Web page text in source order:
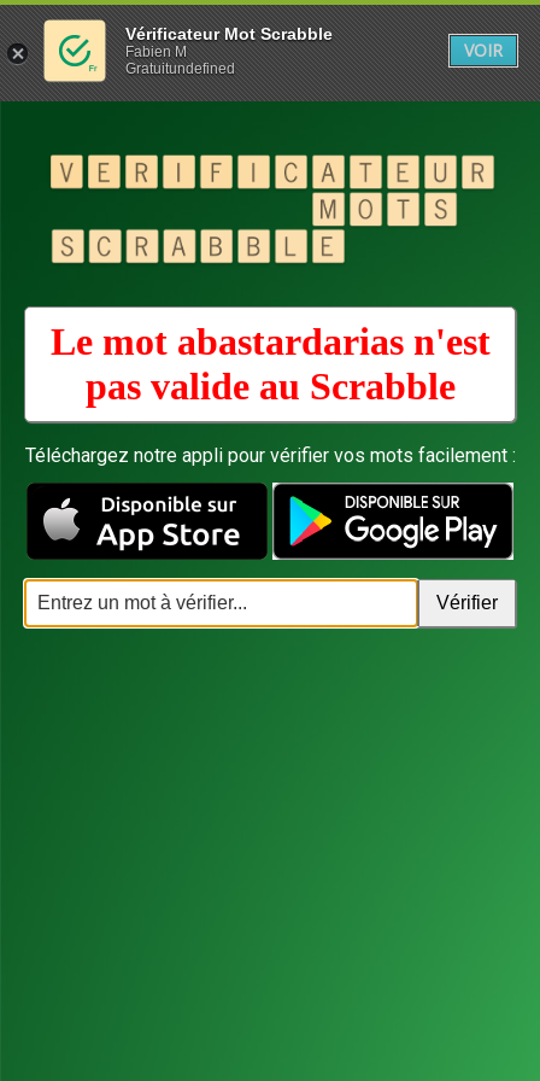
Le mot abastardarias n'est
pas valide au Scrabble
Téléchargez notre appli pour vérifier vos mots facilement :
Vérificateur Mot Scrabble
Fabien M
Gratuitundefined
VOIR